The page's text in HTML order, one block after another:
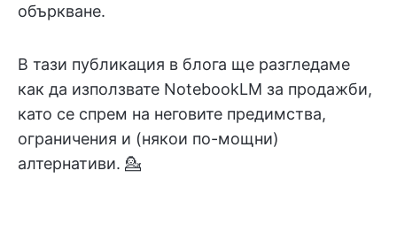
объркване.
В тази публикация в блога ще разгледаме
как да използвате NotebookLM за продажби,
като се спрем на неговите предимства,
ограничения и (някои по-мощни)
алтернативи. 💁